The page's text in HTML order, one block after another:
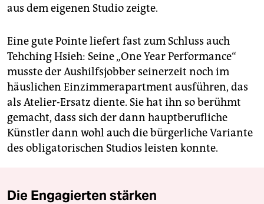
aus dem eigenen Studio zeigte.
Eine gute Pointe liefert fast zum Schluss auch
Tehching Hsieh: Seine „One Year Performance“
musste der Aushilfsjobber seinerzeit noch im
häuslichen Einzimmerapartment ausführen, das
als Atelier-Ersatz diente. Sie hat ihn so berühmt
gemacht, dass sich der dann hauptberufliche
Künstler dann wohl auch die bürgerliche Variante
des obligatorischen Studios leisten konnte.
Die Engagierten stärken